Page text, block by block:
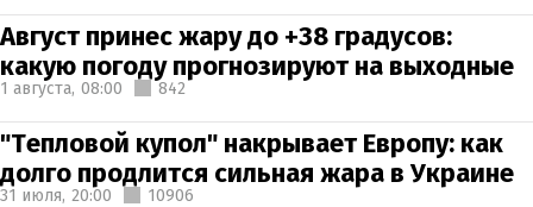
Август принес жару до +38 градусов:
какую погоду прогнозируют на выходные
1 августа, 08:00 842
"Тепловой купол" накрывает Европу: как
долго продлится сильная жара в Украине
31 июля, 20:00 10906